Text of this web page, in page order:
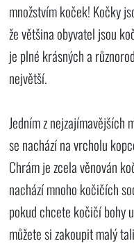
množstvím koček! Kočky
že většina obyvatel jsou
je plné krásných a
největší.
Jedním z
se nachází na vrcholu
Chrám je zcela věnován
nachází mnoho kočičích
pokud chcete kočičí bohy
můžete si zakoupit malý